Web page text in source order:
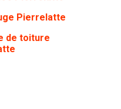
Pierrelatte
de toiture